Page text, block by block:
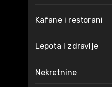
Kafane i restorani
Lepota i zdravlje
Nekretnine